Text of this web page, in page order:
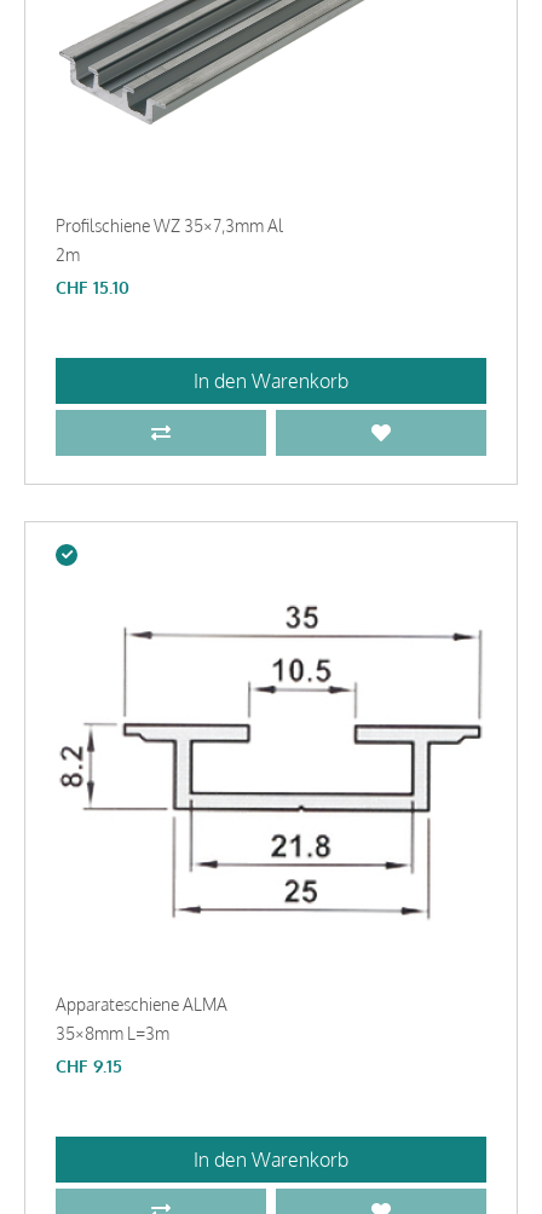
Profilschiene WZ 35×7,3mm Al
2m
CHF 15.10
In den Warenkorb
Apparateschiene ALMA
35×8mm L=3m
CHF 9.15
In den Warenkorb